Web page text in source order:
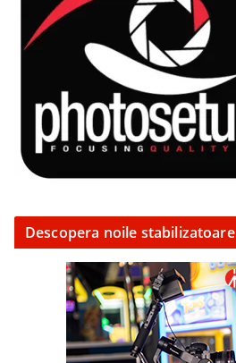
Descopera noile stabilizatoare